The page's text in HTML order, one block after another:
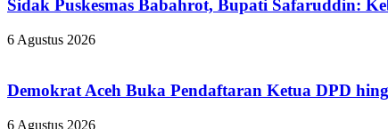
Sidak Puskesmas Babahrot, Bupati Safaruddin:
6 Agustus 2026
Demokrat Aceh Buka Pendaftaran Ketua DPD
6 Agustus 2026